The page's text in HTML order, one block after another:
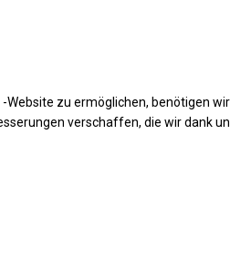
zu ermöglichen, benötigen
verschaffen, die wir dank